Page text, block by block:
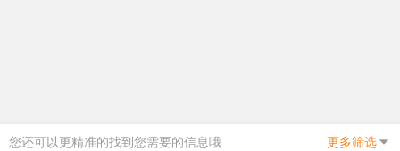
您还可以更精准的找到您需要的信息哦 更多筛选